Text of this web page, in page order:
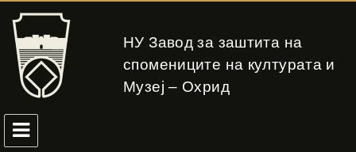
НУ Завод за заштита на
спомениците на културата и
Музеј – Охрид